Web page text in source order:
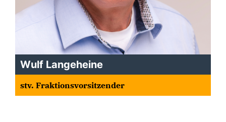
Wulf Langeheine
stv. Fraktionsvorsitzender